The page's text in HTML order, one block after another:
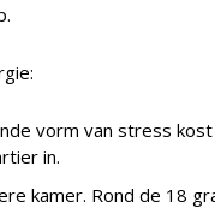
vorm van stress
in.
kamer. Rond de 18